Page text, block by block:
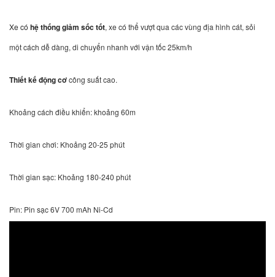
Xe có hệ thống giảm sốc tốt, xe có thể vượt qua các vùng địa hình cát, sỏi
một cách dễ dàng, di chuyển nhanh với vận tốc 25km/h
Thiết kế động cơcông suất cao.
Khoảng cách điều khiển: khoảng 60m
Thời gian chơi: Khoảng 20-25 phút
Thời gian sạc: Khoảng 180-240 phút
Pin: Pin sạc 6V 700 mAh Ni-Cd